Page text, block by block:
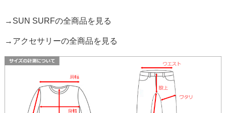
→SUN SURFの全商品を見る
→アクセサリーの全商品を見る